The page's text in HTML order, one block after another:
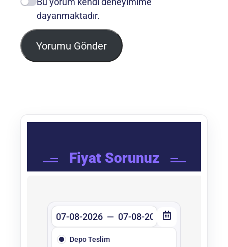
dayanmaktadır.
Yorumu Gönder
Fiyat Sorunuz
Depo Teslim